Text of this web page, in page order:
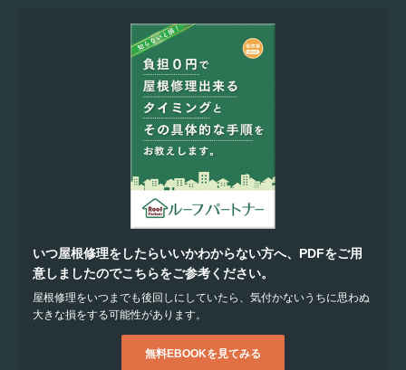
いつ屋根修理をしたらいいかわからない方へ、PDFをご用
意しましたのでこちらをご参考ください。
屋根修理をいつまでも後回しにしていたら、気付かないうちに思わぬ
大きな損をする可能性があります。
無料EBOOKを見てみる